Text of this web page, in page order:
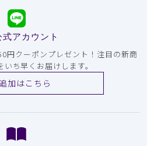
式アカウント
円クーポンプレゼント！注目の新商
ち早くお届けします。
加はこちら